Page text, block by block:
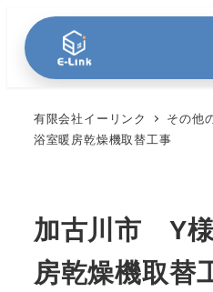
有限会社イーリンク その他
浴室暖房乾燥機取替工事
加古川市 Y
房乾燥機取替